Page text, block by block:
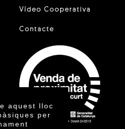
aquest lloc
per
Vídeo Cooperativa
Contacte